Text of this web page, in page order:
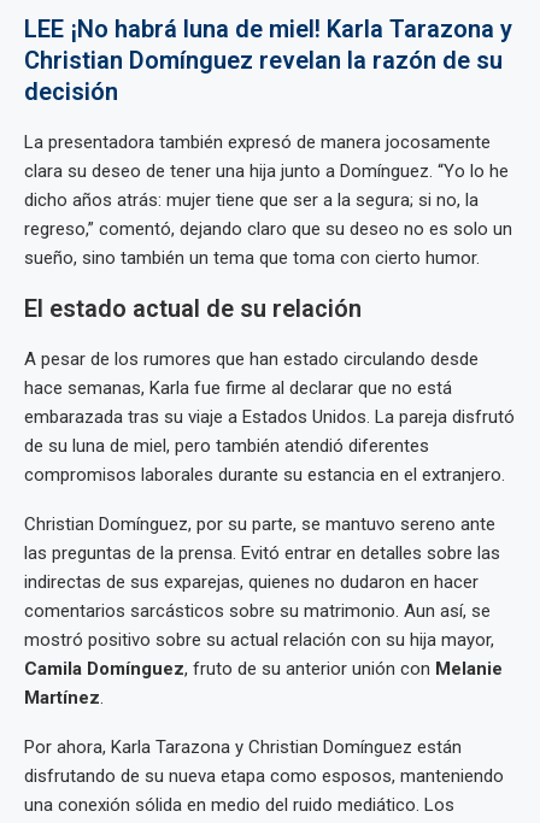
LEE ¡No habrá luna de miel! Karla Tarazona y
Christian Domínguez revelan la razón de su
decisión
La presentadora también expresó de manera jocosamente
clara su deseo de tener una hija junto a Domínguez. “Yo lo he
dicho años atrás: mujer tiene que ser a la segura; si no, la
regreso,” comentó, dejando claro que su deseo no es solo un
sueño, sino también un tema que toma con cierto humor.
El estado actual de su relación
A pesar de los rumores que han estado circulando desde
hace semanas, Karla fue firme al declarar que no está
embarazada tras su viaje a Estados Unidos. La pareja disfrutó
de su luna de miel, pero también atendió diferentes
compromisos laborales durante su estancia en el extranjero.
Christian Domínguez, por su parte, se mantuvo sereno ante
las preguntas de la prensa. Evitó entrar en detalles sobre las
indirectas de sus exparejas, quienes no dudaron en hacer
comentarios sarcásticos sobre su matrimonio. Aun así, se
mostró positivo sobre su actual relación con su hija mayor,
Camila Domínguez, fruto de su anterior unión con Melanie
Martínez.
Por ahora, Karla Tarazona y Christian Domínguez están
disfrutando de su nueva etapa como esposos, manteniendo
una conexión sólida en medio del ruido mediático. Los